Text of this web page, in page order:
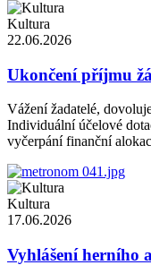
Kultura
22.06.2026
Ukončení příjmu
Vážení žadatelé,
Individuální účelové
vyčerpání finanční
Kultura
17.06.2026
Vyhlášení herního